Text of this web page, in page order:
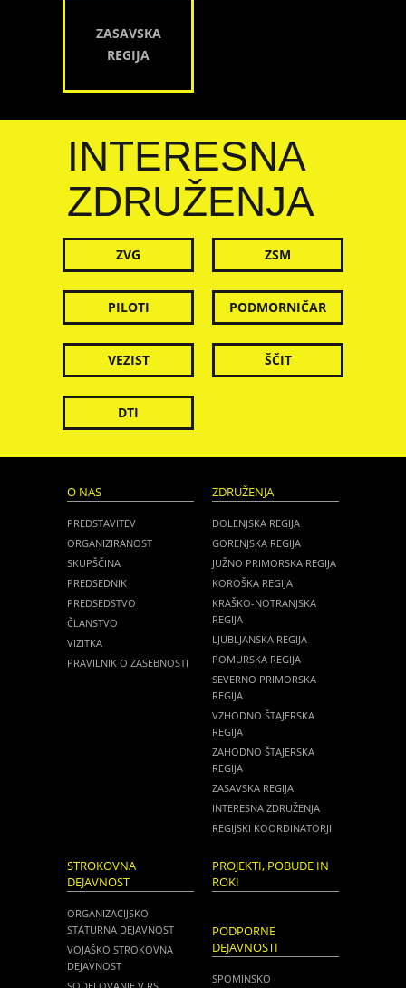
ZASAVSKA
REGIJA
INTERESNA
ZDRUŽENJA
ZVG ZSM
PILOTI PODMORNIČAR
VEZIST ŠČIT
DTI
O NAS
PREDSTAVITEV
ORGANIZIRANOST
SKUPŠČINA
PREDSEDNIK
PREDSEDSTVO
ČLANSTVO
VIZITKA
PRAVILNIK O ZASEBNOSTI
ZDRUŽENJA
DOLENJSKA REGIJA
GORENJSKA REGIJA
JUŽNO PRIMORSKA REGIJA
KOROŠKA REGIJA
KRAŠKO-NOTRANJSKA
REGIJA
LJUBLJANSKA REGIJA
POMURSKA REGIJA
SEVERNO PRIMORSKA
REGIJA
VZHODNO ŠTAJERSKA
REGIJA
ZAHODNO ŠTAJERSKA
REGIJA
ZASAVSKA REGIJA
INTERESNA ZDRUŽENJA
REGIJSKI KOORDINATORJI
STROKOVNA
DEJAVNOST
ORGANIZACIJSKO
STATURNA DEJAVNOST
VOJAŠKO STROKOVNA
DEJAVNOST
PROJEKTI, POBUDE IN
ROKI
PODPORNE
DEJAVNOSTI
SPOMINSKO